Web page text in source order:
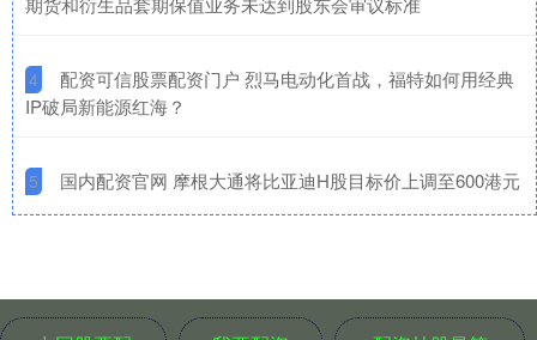
4
​配资可信股票配资门户 烈马电动化首战，福特如何用经典
IP破局新能源红海？
5 ​国内配资官网 摩根大通将比亚迪H股目标价上调至600港元